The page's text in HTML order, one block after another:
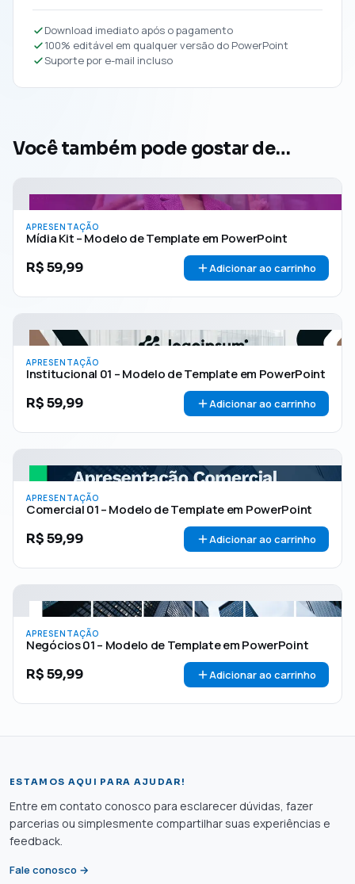
Download imediato após o pagamento
100% editável em qualquer versão do PowerPoint
Suporte por e-mail incluso
Você também pode gostar de…
APRESENTAÇÃO
Mídia Kit – Modelo de Template em PowerPoint
R$59,99 Adicionar ao carrinho
APRESENTAÇÃO
Institucional 01 – Modelo de Template em PowerPoint
R$59,99 Adicionar ao carrinho
APRESENTAÇÃO
Comercial 01 – Modelo de Template em PowerPoint
R$59,99 Adicionar ao carrinho
APRESENTAÇÃO
Negócios 01 – Modelo de Template em PowerPoint
R$59,99 Adicionar ao carrinho
ESTAMOS AQUI PARA AJUDAR!
Entre em contato conosco para esclarecer dúvidas, fazer
parcerias ou simplesmente compartilhar suas experiências e
feedback.
Fale conosco →